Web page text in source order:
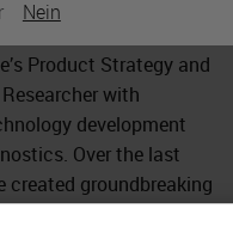
Nein
Product Strategy and
with
development
Over the last
created groundbreaking